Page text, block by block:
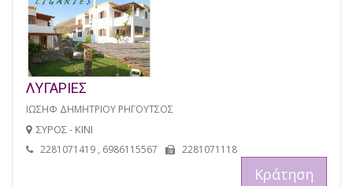
ΛΥΓΑΡΙΕΣ
ΙΩΣΗΦ ΔΗΜΗΤΡΙΟΥ ΡΗΓΟΥΤΣΟΣ
ΣΥΡΟΣ - ΚΙΝΙ
2281071419 , 6986115567 2281071118
Κράτηση